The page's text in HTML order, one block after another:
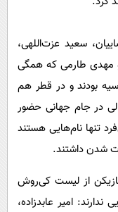
سعید عزت‌اللهی،
مهدی طارمی که همگی
ملی ایران در جام جهانی ۲۰۱۸ روسیه بودند و در قطر هم
در جام جهانی حضور
تنها نام‌هایی هستند
شدن داشتند.
با دوره گذشته جام جهانی، ۱۱ بازیکن از لیست کی‌روش
امیر عابدزاده،